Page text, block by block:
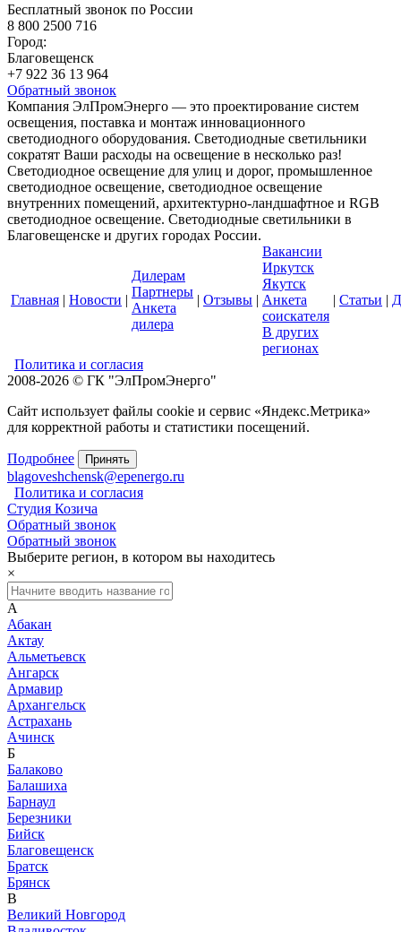
Бесплатный звонок по России
8 800 2500 716
Город:
Благовещенск
+7 922 36 13 964
Обратный звонок
Компания ЭлПромЭнерго — это проектирование систем
освещения, поставка и монтаж инновационного
светодиодного оборудования. Светодиодные светильники
сократят Ваши расходы на освещение в несколько раз!
Светодиодное освещение для улиц и дорог, промышленное
светодиодное освещение, светодиодное освещение
внутренних помещений, архитектурно-ландшафтное и RGB
светодиодное освещение. Светодиодные светильники в
Благовещенске и других городах России.
Главная | Новости |
Дилерам
Партнеры
Анкета
дилера
| Отзывы |
Вакансии
Иркутск
Якутск
Анкета
соискателя
В других
регионах
| Статьи |
Политика и согласия
2008-2026 © ГК "ЭлПромЭнерго"
Сайт использует файлы cookie и сервис «Яндекс.Метрика»
для корректной работы и статистики посещений.
Подробнее Принять
blagoveshchensk@epenergo.ru
Политика и согласия
Студия Козича
Обратный звонок
Обратный звонок
Выберите регион, в котором вы находитесь
×
А
Абакан
Актау
Альметьевск
Ангарск
Армавир
Архангельск
Астрахань
Ачинск
Б
Балаково
Балашиха
Барнаул
Березники
Бийск
Благовещенск
Братск
Брянск
В
Великий Новгород